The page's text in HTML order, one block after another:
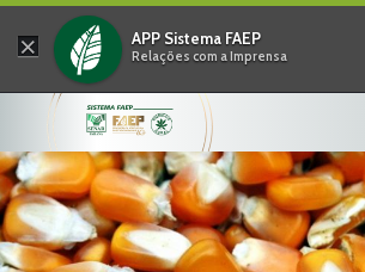
× APP Sistema FAEP
Relações com a Imprensa